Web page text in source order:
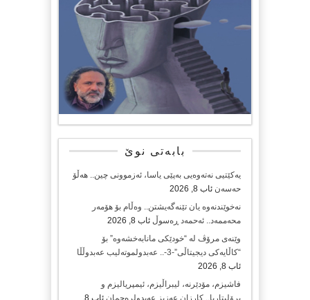
بابەتی نوێ
یەکێتیی نەتەوەیی بەپێی یاسا، ئەزموونی چین.. هەڵۆ
حەسەن ئاب 8, 2026
نەخوێندنەوە یان تێنەگەیشتن.. وەڵام بۆ هۆمەر
محەممەد.. ئەحمەد ڕەسوڵ ئاب 8, 2026
وێنەی مرۆڤ لە “خودێکی مانابەخشەوە” بۆ
“کاڵایەکی دیجیتاڵی”-3-.. عەبدولموتەلیب عەبدوڵڵا
ئاب 8, 2026
فاشیزم، مۆدێرنە، لیبراڵیزم، ئیمپریالیزم و
پرۆلیتاریا.. کارزان عەزیز عەبدولرەحمان
ئاب 8,